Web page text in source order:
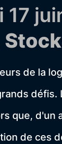
17
de la
défis.
que, d'un
de ces